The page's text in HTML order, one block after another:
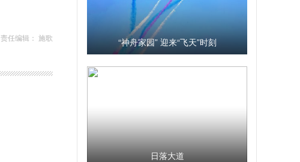
责任编辑： 施歌 “神舟家园” 迎来“飞天”时刻
日落大道